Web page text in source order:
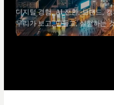
디지털 경험, AI 전환, 브랜드,
우리가 보고, 만들고, 실험하는